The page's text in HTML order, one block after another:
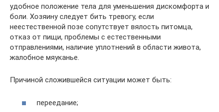
удобное положение тела для уменьшения дискомфорта и
боли. Хозяину следует бить тревогу, если
неестественной позе сопутствует вялость питомца,
отказ от пищи, проблемы с естественными
отправлениями, наличие уплотнений в области живота,
жалобное мяуканье.
Причиной сложившейся ситуации может быть:
переедание;